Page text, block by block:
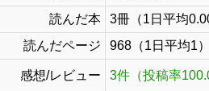
読んだ本
3冊（1日平均
読んだページ
968（1日平均1）
感想/レビュー 3件（投稿率